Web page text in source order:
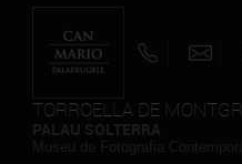
TORROELLA DE MONTGRÍ